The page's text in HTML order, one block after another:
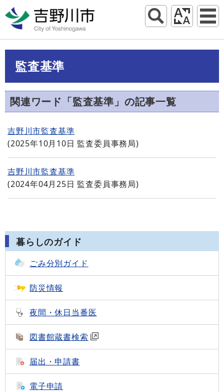
監査基準
関連ワード「監査基準」の記事一覧
吉野川市監査基準
(2025年10月10日 監査委員事務局)
吉野川市監査基準
(2024年04月25日 監査委員事務局)
暮らしのガイド
ごみ分別ガイド
防災情報
夜間・休日当番医
図書館蔵書検索
届出・申請書
電子申請